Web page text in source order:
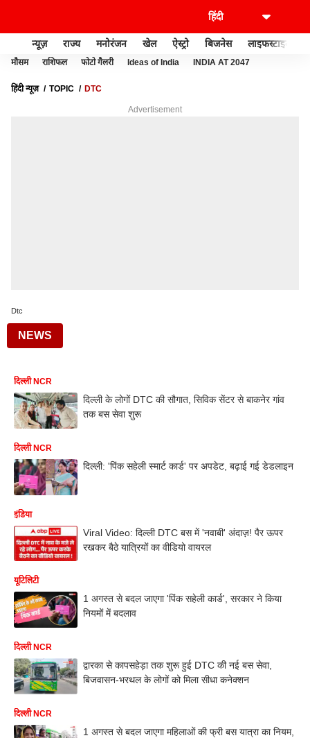
न्यूज़ राज्य मनोरंजन खेल ऐस्ट्रो बिजनेस लाइफस्टाइल
मौसम राशिफल फोटो गैलरी Ideas of India INDIA AT 2047
हिंदी न्यूज़ TOPIC DTC
Advertisement
Dtc
NEWS
दिल्ली NCR
दिल्ली के लोगों DTC की सौगात, सिविक सेंटर से बाकनेर गांव
तक बस सेवा शुरू
दिल्ली NCR
दिल्ली: 'पिंक सहेली स्मार्ट कार्ड' पर अपडेट, बढ़ाई गई डेडलाइन
इंडिया
Viral Video: दिल्ली DTC बस में 'नवाबी' अंदाज़! पैर ऊपर
रखकर बैठे यात्रियों का वीडियो वायरल
यूटिलिटी
1 अगस्त से बदल जाएगा 'पिंक सहेली कार्ड', सरकार ने किया
नियमों में बदलाव
दिल्ली NCR
द्वारका से कापसहेड़ा तक शुरू हुई DTC की नई बस सेवा,
बिजवासन-भरथल के लोगों को मिला सीधा कनेक्शन
दिल्ली NCR
1 अगस्त से बदल जाएगा महिलाओं की फ्री बस यात्रा का नियम,